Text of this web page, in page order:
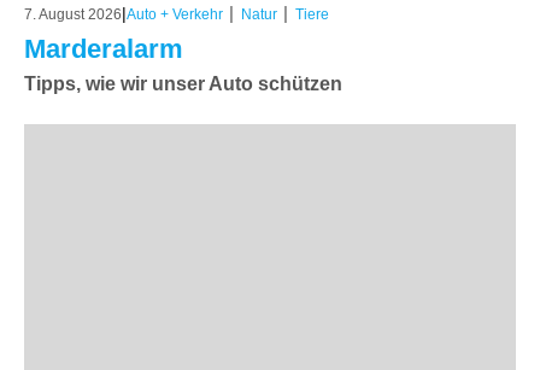
7. August 2026|Auto + Verkehr | Natur | Tiere
Marderalarm
Tipps, wie wir unser Auto schützen